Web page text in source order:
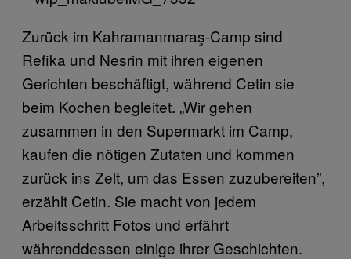
Zurück im Kahramanmaraş-Camp sind
Refika und Nesrin mit ihren eigenen
Gerichten beschäftigt, während Cetin sie
beim Kochen begleitet. „Wir gehen
zusammen in den Supermarkt im Camp,
kaufen die nötigen Zutaten und kommen
zurück ins Zelt, um das Essen zuzubereiten”,
erzählt Cetin. Sie macht von jedem
Arbeitsschritt Fotos und erfährt
währenddessen einige ihrer Geschichten.